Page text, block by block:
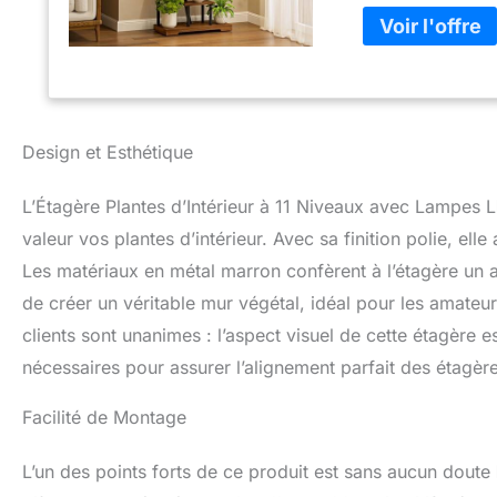
tous les outils et
basculement
principaux, 1
terrasse ou
structure en
patios abrités.
Design et Esthétique
L’Étagère Plantes d’Intérieur à 11 Niveaux avec
valeur vos plantes d’intérieur. Avec sa finition polie,
Les matériaux en métal marron confèrent à l’étagère
de créer un véritable mur végétal, idéal pour les
clients sont unanimes : l’aspect visuel de cette étagère
nécessaires pour assurer l’alignement parfait des
Facilité de Montage
L’un des points forts de ce produit est sans aucun